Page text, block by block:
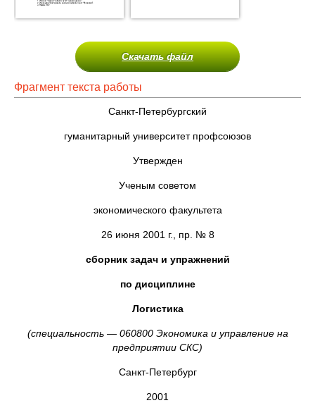
Скачать файл
Фрагмент текста работы
Санкт-Петербургский
гуманитарный университет профсоюзов
Утвержден
Ученым советом
экономического факультета
26 июня 2001 г., пр. № 8
сборник задач и упражнений
по дисциплине
Логистика
(специальность — 060800 Экономика и управление на
предприятии СКС)
Санкт-Петербург
2001